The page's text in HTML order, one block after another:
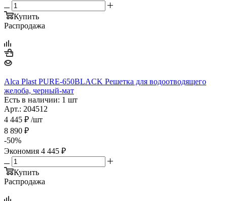
Купить
Распродажа
Alca Plast PURE-650BLACK Решетка для водоотводящего
желоба, черный-мат
Есть в наличии: 1 шт
Арт.: 204512
4 445 ₽ /шт
8 890 ₽
-50%
Экономия 4 445 ₽
Купить
Распродажа